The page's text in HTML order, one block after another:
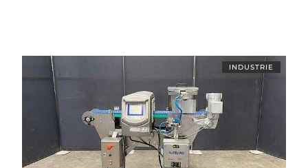
INDUSTRIE